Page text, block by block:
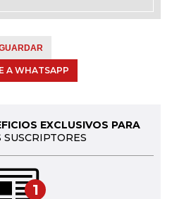
A WHATSAPP
EXCLUSIVOS PARA
SUSCRIPTORES
1